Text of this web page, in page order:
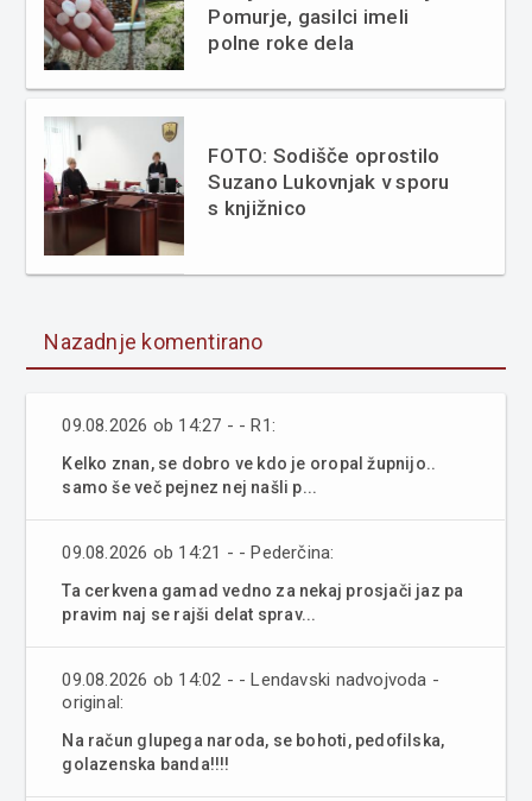
Pomurje, gasilci imeli
polne roke dela
FOTO: Sodišče oprostilo
Suzano Lukovnjak v sporu
s knjižnico
Nazadnje komentirano
09.08.2026 ob 14:27 - - R1:
Kelko znan, se dobro ve kdo je oropal župnijo..
samo še več pejnez nej našli p...
09.08.2026 ob 14:21 - - Pederčina:
Ta cerkvena gamad vedno za nekaj prosjači jaz pa
pravim naj se rajši delat sprav...
09.08.2026 ob 14:02 - - Lendavski nadvojvoda -
original:
Na račun glupega naroda, se bohoti, pedofilska,
golazenska banda!!!!